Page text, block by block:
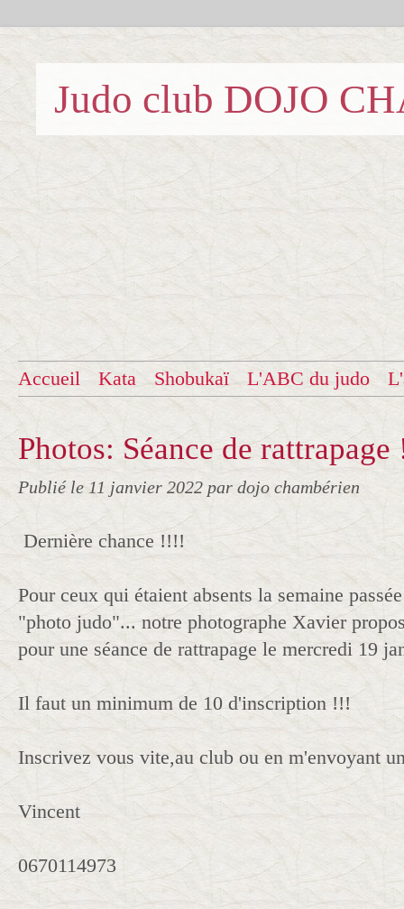
Judo club DOJO
Accueil Kata Shobukaï L'ABC du judo
Photos: Séance de rattrapage
Publié le 11 janvier 2022 par dojo chambérien
Dernière chance !!!!
Pour ceux qui étaient absents la semaine
"photo judo"... notre photographe Xavier
pour une séance de rattrapage le mercredi 19
Il faut un minimum de 10 d'inscription !!!
Inscrivez vous vite,au club ou en m'envoyant
Vincent
0670114973